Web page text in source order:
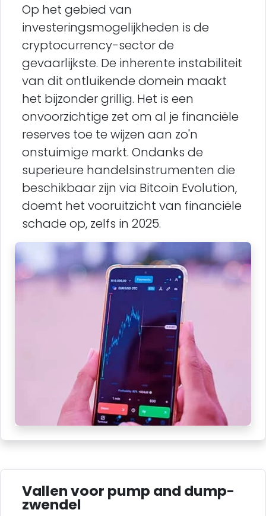
Op het gebied van
investeringsmogelijkheden is de
cryptocurrency-sector de
gevaarlijkste. De inherente instabiliteit
van dit ontluikende domein maakt
het bijzonder grillig. Het is een
onvoorzichtige zet om al je financiële
reserves toe te wijzen aan zo'n
onstuimige markt. Ondanks de
superieure handelsinstrumenten die
beschikbaar zijn via Bitcoin Evolution,
doemt het vooruitzicht van financiële
schade op, zelfs in 2025.
Vallen voor pump and dump-
zwendel